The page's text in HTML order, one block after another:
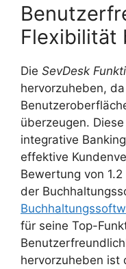
Flexibilität
Die SevDesk
hervorzuheben,
überzeugen.
integrative
effektive
Bewertung von
der
für seine Top-
hervorzuheben ist